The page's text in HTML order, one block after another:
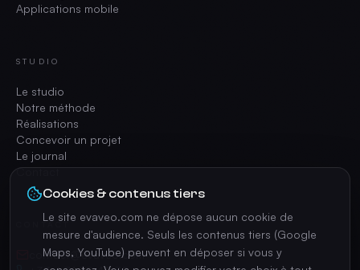
Applications mobile
STUDIO
Le studio
Notre méthode
Réalisations
Concevoir un projet
Le journal
Contact
CONTACT
contact@evaveo.com
Cookies & contenus tiers
Le site evaveo.com ne dépose aucun cookie de
mesure d'audience. Seuls les contenus tiers (Google
Maps, YouTube) peuvent en déposer si vous y